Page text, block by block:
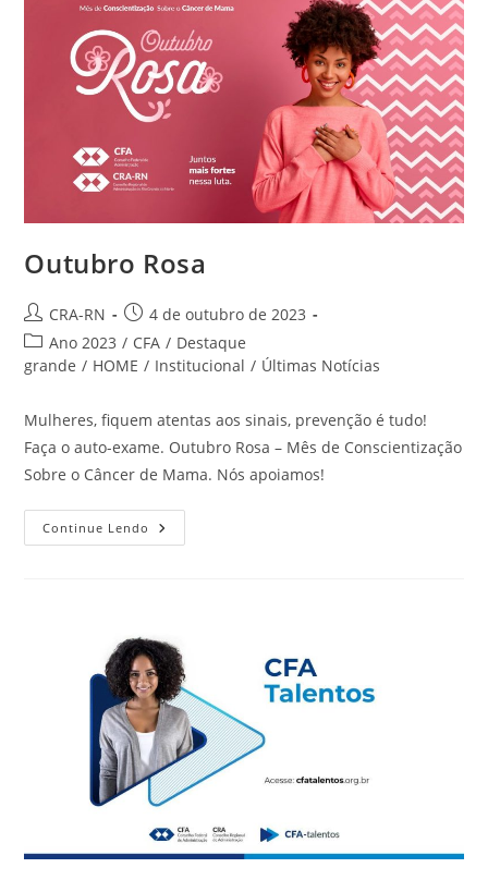
Outubro Rosa
Autor
do
post:
CRA-RN
Post
publicado:
4 de outubro de 2023
Categoria
do
Ano 2023 / CFA / Destaque
grande / HOME / Institucional / Últimas Notícias
Mulheres, fiquem atentas aos sinais, prevenção é tudo!
Faça o auto-exame. Outubro Rosa – Mês de Conscientização
Sobre o Câncer de Mama. Nós apoiamos!
Continue Lendo Outubro
Rosa